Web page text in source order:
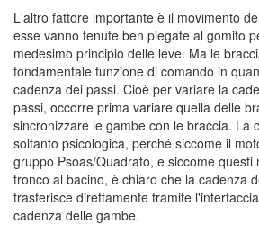
L'altro fattore importante è il movimento
esse vanno tenute ben piegate al gomito
medesimo principio delle leve. Ma le
fondamentale funzione di comando in
cadenza dei passi. Cioè per variare la
passi, occorre prima variare quella delle
sincronizzare le gambe con le braccia. La
soltanto psicologica, perché siccome il
gruppo Psoas/Quadrato, e siccome questi
tronco al bacino, è chiaro che la cadenza
trasferisce direttamente tramite
cadenza delle gambe.